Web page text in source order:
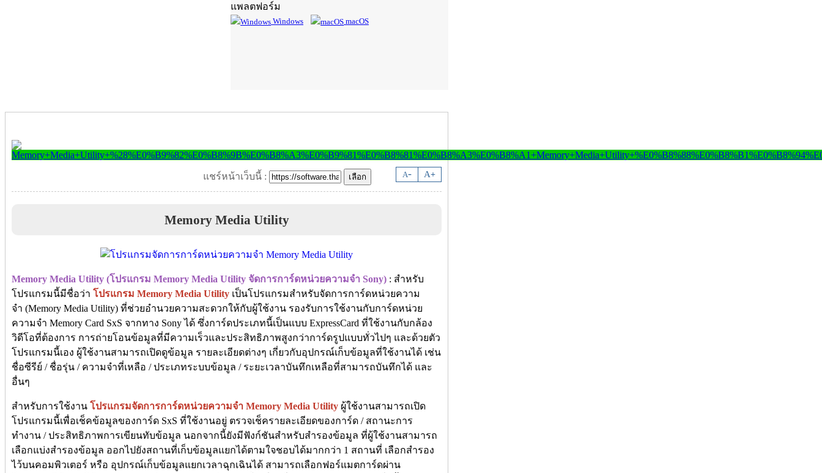
แพลตฟอร์ม
Windows macOS
A- A+
แชร์หน้าเว็บนี้ :
Memory Media Utility
Memory Media Utility (โปรแกรม Memory Media Utility จัดการการ์ดหน่วยความจำ Sony) : สำหรับ
โปรแกรมนี้มีชื่อว่า โปรแกรม Memory Media Utility เป็นโปรแกรมสำหรับจัดการการ์ดหน่วยความ
จำ (Memory Media Utility) ที่ช่วยอำนวยความสะดวกให้กับผู้ใช้งาน รองรับการใช้งานกับการ์ดหน่วย
ความจำ Memory Card SxS จากทาง Sony ได้ ซึ่งการ์ดประเภทนี้เป็นแบบ ExpressCard ที่ใช้งานกับกล้อง
วิดีโอที่ต้องการ การถ่ายโอนข้อมูลที่มีความเร็วและประสิทธิภาพสูงกว่าการ์ดรูปแบบทั่วไปๆ และด้วยตัว
โปรแกรมนี้เอง ผู้ใช้งานสามารถเปิดดูข้อมูล รายละเอียดต่างๆ เกี่ยวกับอุปกรณ์เก็บข้อมูลที่ใช้งานได้ เช่น
ชื่อซีรีย์ / ชื่อรุ่น / ความจำที่เหลือ / ประเภทระบบข้อมูล / ระยะเวลาบันทึกเหลือที่สามารถบันทึกได้ และ
อื่นๆ
สำหรับการใช้งาน โปรแกรมจัดการการ์ดหน่วยความจำ Memory Media Utility ผู้ใช้งานสามารถเปิด
โปรแกรมนี้เพื่อเช็คข้อมูลของการ์ด SxS ที่ใช้งานอยู่ ตรวจเช็ครายละเอียดของการ์ด / สถานะการ
ทำงาน / ประสิทธิภาพการเขียนทับข้อมูล นอกจากนี้ยังมีฟังก์ชันสำหรับสำรองข้อมูล ที่ผู้ใช้งานสามารถ
เลือกแบ่งสำรองข้อมูล ออกไปยังสถานที่เก็บข้อมูลแยกได้ตามใจชอบได้มากกว่า 1 สถานที่ เลือกสำรอง
ไว้บนคอมพิวเตอร์ หรือ อุปกรณ์เก็บข้อมูลแยกเวลาฉุกเฉินได้ สามารถเลือกฟอร์แมตการ์ดผ่าน